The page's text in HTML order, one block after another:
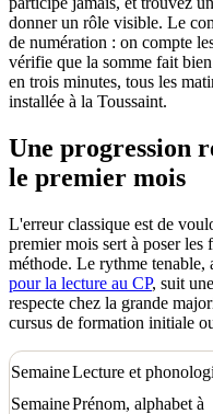
donner un rôle visible. Le
de numération : on compte
vérifie que la somme fait
en trois minutes, tous les
installée à la Toussaint.
Une progression
le premier mois
L'erreur classique est de
premier mois sert à poser les
méthode. Le rythme tenable,
pour la lecture au CP, suit
respecte chez la grande
cursus de formation initiale
SemaineLecture et
SemainePrénom, alphabet à